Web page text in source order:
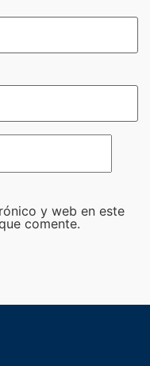
y web en este
comente.